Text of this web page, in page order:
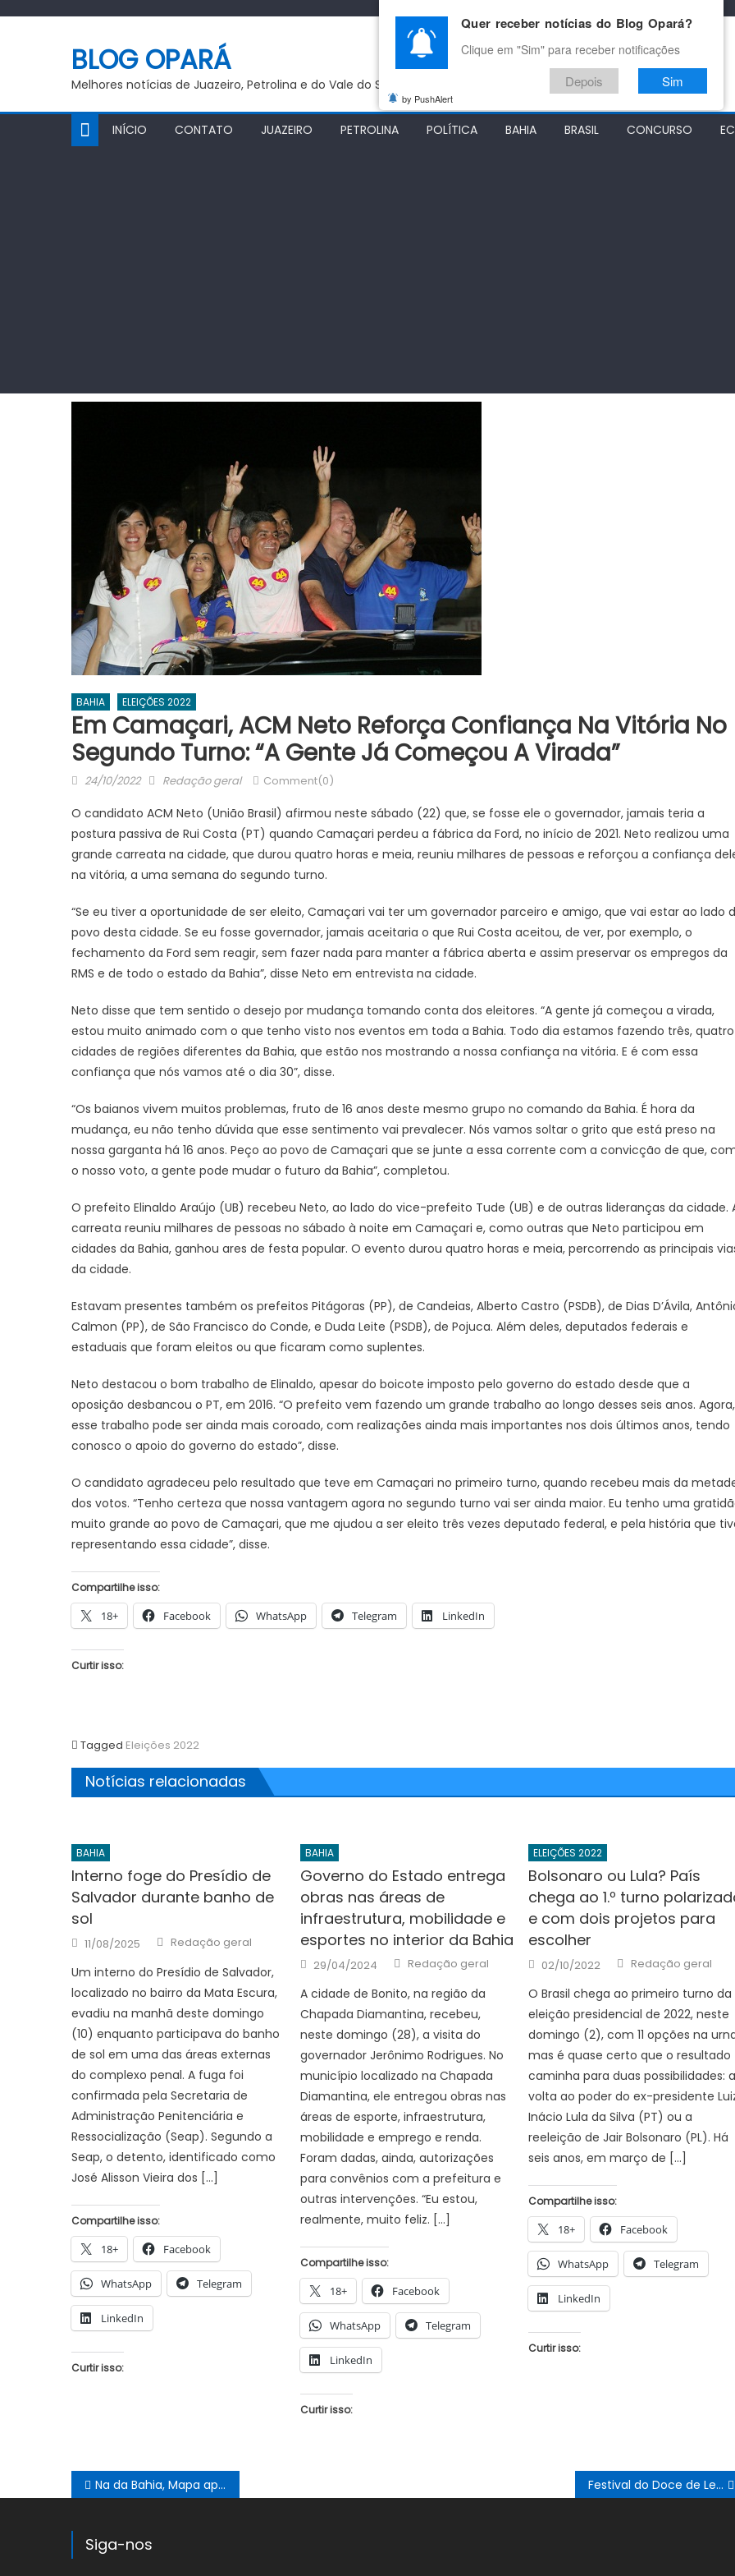
BLOG OPARÁ
Melhores notícias de Juazeiro, Petrolina e do Vale do São Francisco
INÍCIO CONTATO JUAZEIRO PETROLINA POLÍTICA BAHIA BRASIL CONCURSO
BAHIA ELEIÇÕES 2022
Em Camaçari, ACM Neto Reforça Confiança Na Vitória No
Segundo Turno: “A Gente Já Começou A Virada”
Posted
24/10/2022 Author
Redação geral Comment(0)
O candidato ACM Neto (União Brasil) afirmou neste sábado (22) que, se fosse ele o governador, jamais teria a
postura passiva de Rui Costa (PT) quando Camaçari perdeu a fábrica da Ford, no início de 2021. Neto realizou uma
grande carreata na cidade, que durou quatro horas e meia, reuniu milhares de pessoas e reforçou a confiança
na vitória, a uma semana do segundo turno.
“Se eu tiver a oportunidade de ser eleito, Camaçari vai ter um governador parceiro e amigo, que vai estar ao lado
povo desta cidade. Se eu fosse governador, jamais aceitaria o que Rui Costa aceitou, de ver, por exemplo, o
fechamento da Ford sem reagir, sem fazer nada para manter a fábrica aberta e assim preservar os empregos da
RMS e de todo o estado da Bahia”, disse Neto em entrevista na cidade.
Neto disse que tem sentido o desejo por mudança tomando conta dos eleitores. “A gente já começou a virada,
estou muito animado com o que tenho visto nos eventos em toda a Bahia. Todo dia estamos fazendo três, quatro
cidades de regiões diferentes da Bahia, que estão nos mostrando a nossa confiança na vitória. E é com essa
confiança que nós vamos até o dia 30”, disse.
“Os baianos vivem muitos problemas, fruto de 16 anos deste mesmo grupo no comando da Bahia. É hora da
mudança, eu não tenho dúvida que esse sentimento vai prevalecer. Nós vamos soltar o grito que está preso na
nossa garganta há 16 anos. Peço ao povo de Camaçari que se junte a essa corrente com a convicção de que,
o nosso voto, a gente pode mudar o futuro da Bahia”, completou.
O prefeito Elinaldo Araújo (UB) recebeu Neto, ao lado do vice-prefeito Tude (UB) e de outras lideranças da cidade.
carreata reuniu milhares de pessoas no sábado à noite em Camaçari e, como outras que Neto participou em
cidades da Bahia, ganhou ares de festa popular. O evento durou quatro horas e meia, percorrendo as principais
da cidade.
Estavam presentes também os prefeitos Pitágoras (PP), de Candeias, Alberto Castro (PSDB), de Dias D’Ávila,
Calmon (PP), de São Francisco do Conde, e Duda Leite (PSDB), de Pojuca. Além deles, deputados federais e
estaduais que foram eleitos ou que ficaram como suplentes.
Neto destacou o bom trabalho de Elinaldo, apesar do boicote imposto pelo governo do estado desde que a
oposição desbancou o PT, em 2016. “O prefeito vem fazendo um grande trabalho ao longo desses seis anos. Agora,
esse trabalho pode ser ainda mais coroado, com realizações ainda mais importantes nos dois últimos anos, tendo
conosco o apoio do governo do estado”, disse.
O candidato agradeceu pelo resultado que teve em Camaçari no primeiro turno, quando recebeu mais da
dos votos. “Tenho certeza que nossa vantagem agora no segundo turno vai ser ainda maior. Eu tenho uma
muito grande ao povo de Camaçari, que me ajudou a ser eleito três vezes deputado federal, e pela história que
representando essa cidade”, disse.
Compartilhe isso:
18+ Facebook WhatsApp Telegram LinkedIn
Curtir isso:
Tagged Eleições 2022
Notícias relacionadas
BAHIA
Interno foge do Presídio de
Salvador durante banho de
sol
Posted
on
11/08/2025 Author
Redação geral
Um interno do Presídio de Salvador,
localizado no bairro da Mata Escura,
evadiu na manhã deste domingo
(10) enquanto participava do banho
de sol em uma das áreas externas
do complexo penal. A fuga foi
confirmada pela Secretaria de
Administração Penitenciária e
Ressocialização (Seap). Segundo a
Seap, o detento, identificado como
José Alisson Vieira dos […]
Compartilhe isso:
18+ Facebook
WhatsApp Telegram
LinkedIn
Curtir isso:
BAHIA
Governo do Estado entrega
obras nas áreas de
infraestrutura, mobilidade e
esportes no interior da Bahia
Posted
on
29/04/2024 Author
Redação geral
A cidade de Bonito, na região da
Chapada Diamantina, recebeu,
neste domingo (28), a visita do
governador Jerônimo Rodrigues. No
município localizado na Chapada
Diamantina, ele entregou obras nas
áreas de esporte, infraestrutura,
mobilidade e emprego e renda.
Foram dadas, ainda, autorizações
para convênios com a prefeitura e
outras intervenções. “Eu estou,
realmente, muito feliz. […]
Compartilhe isso:
18+ Facebook
WhatsApp Telegram
LinkedIn
Curtir isso:
ELEIÇÕES 2022
Bolsonaro ou Lula? País
chega ao 1.º turno
e com dois projetos para
escolher
Posted
on
02/10/2022 Author
Redação geral
O Brasil chega ao primeiro turno da
eleição presidencial de 2022, neste
domingo (2), com 11 opções na
mas é quase certo que o resultado
caminha para duas possibilidades: a
volta ao poder do ex-presidente
Inácio Lula da Silva (PT) ou a
reeleição de Jair Bolsonaro (PL). Há
seis anos, em março de […]
Compartilhe isso:
18+ Facebook
WhatsApp Telegram
LinkedIn
Curtir isso:
Navegação
de
Post
Na da Bahia, Mapa apresenta resultados do AgroNordeste para diversas cadeias produtivas Festival do Doce de Leite de Juremal agora é Patrimônio Cultural Imaterial de Juazeiro, iniciativa do vereador Berg da Carnaíba
JUAZEIRO
Juazeiro: Vídeo expõe comércio
esvaziado na cidade e reacende
debate sobre possíveis efeitos de
Juazeiro: Candidatos a deputado
estadual estão aptos para serem
concorrem às eleições. É o que diz o
Ponte Presidente Dutra deixa
feridos
Siga-nos
Quer receber notícias do Blog Opará?
Clique em "Sim" para receber notificações
Depois Sim
by PushAlert